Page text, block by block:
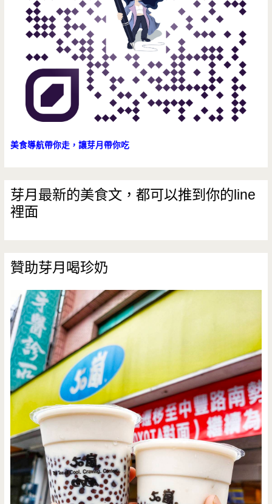
美食導航帶你走，讓芽月帶你吃
芽月最新的美食文，都可以推到你的line
裡面
贊助芽月喝珍奶